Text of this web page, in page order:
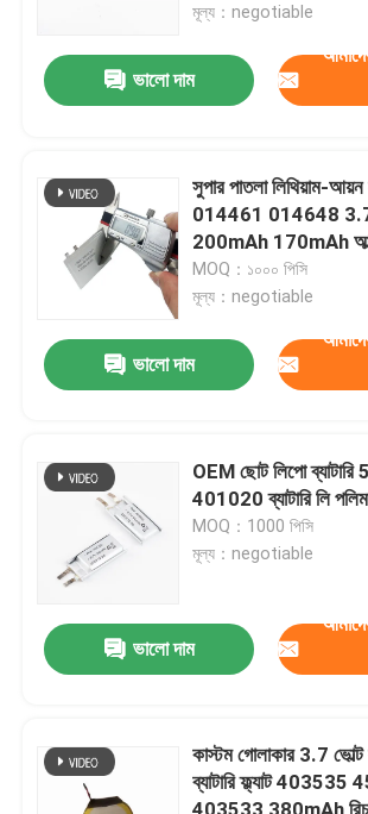
বাড়ি
মূল্য：negotiable
ভালো দাম
সুপার পাতলা লিথিয়াম-আয়ন
014461 014648
200mAh 170mAh
পলিমার ব্যাটারি
MOQ：১০০০ পিসি
মূল্য：negotiable
ভালো দাম
OEM ছোট লিপো
401020 ব্যাটারি লি
MOQ：1000 পিসি
মূল্য：negotiable
ভালো দাম
কাস্টম গোলাকার 3.7 ভোল্ট
ব্যাটারি ফ্ল্যাট